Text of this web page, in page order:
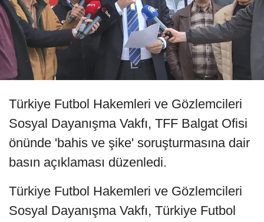
Türkiye Futbol Hakemleri ve Gözlemcileri
Sosyal Dayanışma Vakfı, TFF Balgat Ofisi
önünde 'bahis ve şike' soruşturmasına dair
basın açıklaması düzenledi.
Türkiye Futbol Hakemleri ve Gözlemcileri
Sosyal Dayanışma Vakfı, Türkiye Futbol